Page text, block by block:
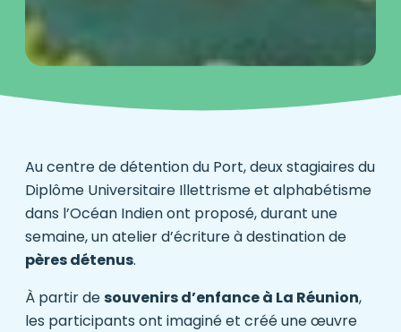
Au centre de détention du Port, deux stagiaires du
Diplôme Universitaire Illettrisme et alphabétisme
dans l’Océan Indien ont proposé, durant une
semaine, un atelier d’écriture à destination de
pères détenus.
À partir desouvenirs d’enfance à La Réunion,
les participants ont imaginé et créé une œuvre